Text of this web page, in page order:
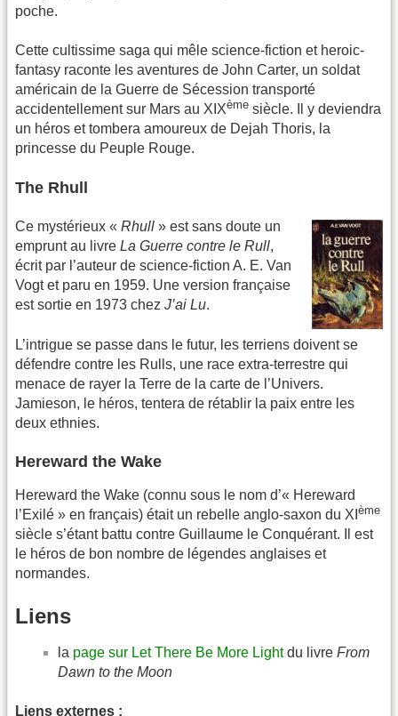
poche.
Cette cultissime saga qui mêle science-fiction et heroic-
fantasy raconte les aventures de John Carter, un soldat
américain de la Guerre de Sécession transporté
accidentellement sur Mars au XIXème siècle. Il y deviendra
un héros et tombera amoureux de Dejah Thoris, la
princesse du Peuple Rouge.
The Rhull
Ce mystérieux « Rhull » est sans doute un
emprunt au livre La Guerre contre le Rull,
écrit par l’auteur de science-fiction A. E. Van
Vogt et paru en 1959. Une version française
est sortie en 1973 chez J’ai Lu.
L’intrigue se passe dans le futur, les terriens doivent se
défendre contre les Rulls, une race extra-terrestre qui
menace de rayer la Terre de la carte de l’Univers.
Jamieson, le héros, tentera de rétablir la paix entre les
deux ethnies.
Hereward the Wake
Hereward the Wake (connu sous le nom d’« Hereward
l’Exilé » en français) était un rebelle anglo-saxon du XI ème
siècle s’étant battu contre Guillaume le Conquérant. Il est
le héros de bon nombre de légendes anglaises et
normandes.
Liens
la page sur Let There Be More Lightdu livre From
Dawn to the Moon
Liens externes :